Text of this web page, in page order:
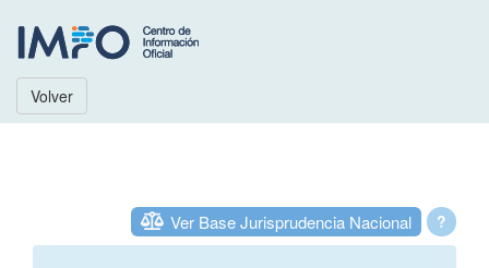
Volver
?
Ver Base Jurisprudencia Nacional